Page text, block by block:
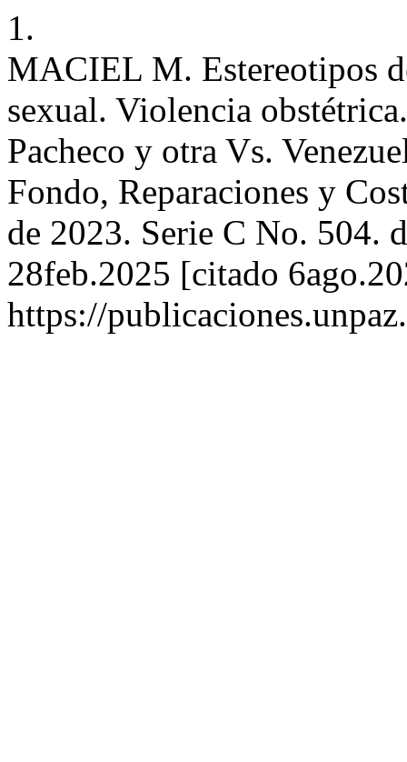
1.
MACIEL M. Estereotipos
sexual. Violencia
Pacheco y otra Vs.
Fondo, Reparaciones y
de 2023. Serie C No. 504.
28feb.2025 [citado
https://